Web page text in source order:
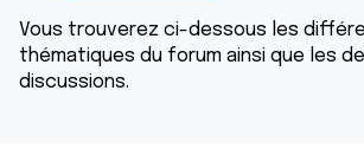
Vous trouverez ci-dessous les
thématiques du forum ainsi que les
discussions.